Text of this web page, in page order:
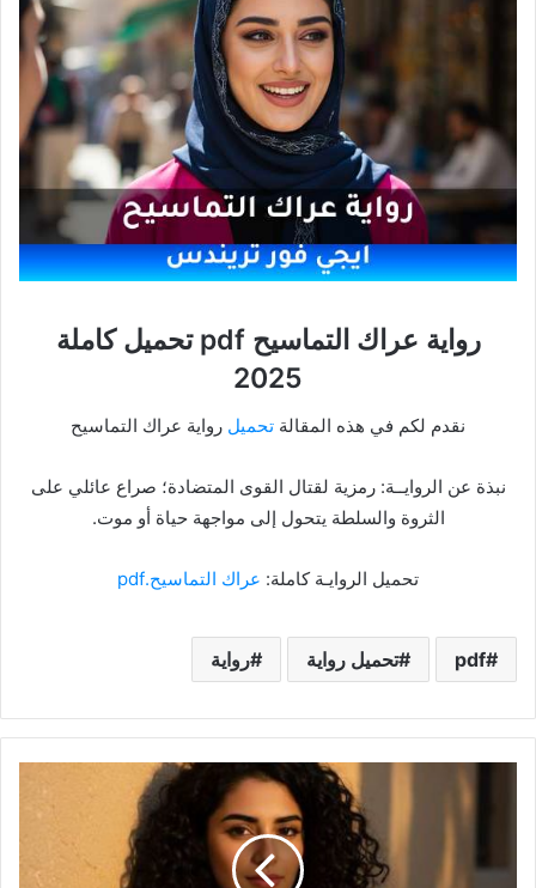
رواية عراك التماسيح pdf تحميل كاملة
2025
نقدم لكم في هذه المقالة تحميل رواية عراك التماسيح
نبذة عن الروايــة: رمزية لقتال القوى المتضادة؛ صراع عائلي على
الثروة والسلطة يتحول إلى مواجهة حياة أو موت.
تحميل الروايـة كاملة: عراك التماسيح.pdf
pdf تحميل رواية رواية